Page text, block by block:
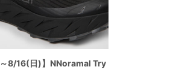
8/16(日)】NNoramal Try